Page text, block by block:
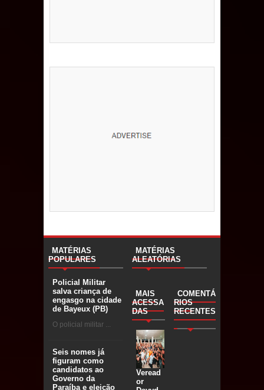
MATÉRIAS
POPULARES
Policial Militar
salva criança de
engasgo na cidade
de Bayeux (PB)
O policial militar ...
Seis nomes já
figuram como
candidatos ao
Governo da
Paraíba e eleição
MATÉRIAS
ALEATÓRIAS
MAIS
ACESSA
DAS
Veread
or
COMENTÁ
RIOS
RECENTES